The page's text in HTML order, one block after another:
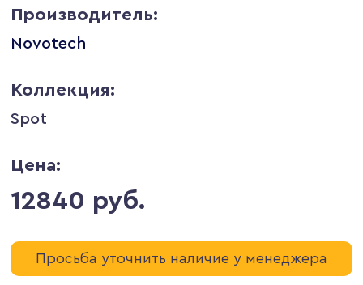
Производитель:
Novotech
Коллекция:
Spot
Цена:
12840 руб.
Просьба уточнить наличие у менеджера